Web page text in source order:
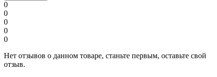
0
0
0
0
0
Нет отзывов о данном товаре, станьте первым, оставьте свой
отзыв.